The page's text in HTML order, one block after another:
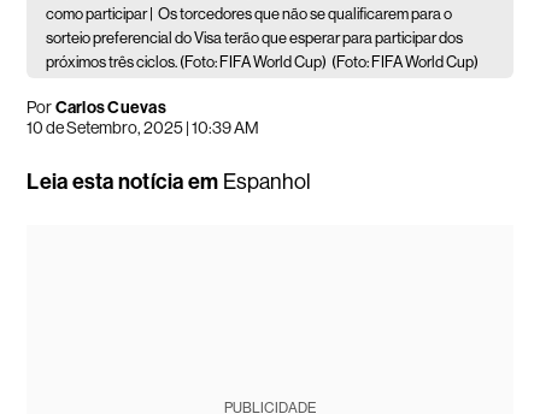
como participar | Os torcedores que não se qualificarem para o
sorteio preferencial do Visa terão que esperar para participar dos
próximos três ciclos. (Foto: FIFA World Cup) (Foto: FIFA World Cup)
PorCarlos Cuevas
10 de Setembro, 2025 | 10:39 AM
Leia esta notícia em Espanhol
PUBLICIDADE